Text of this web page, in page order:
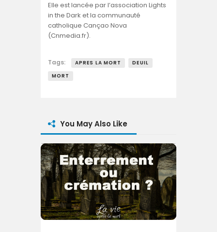
Elle est lancée par l’association Lights
in the Dark et la communauté
catholique Cançao Nova
(Cnmedia.fr).
Tags: APRES LA MORT
DEUIL
MORT
You May Also Like